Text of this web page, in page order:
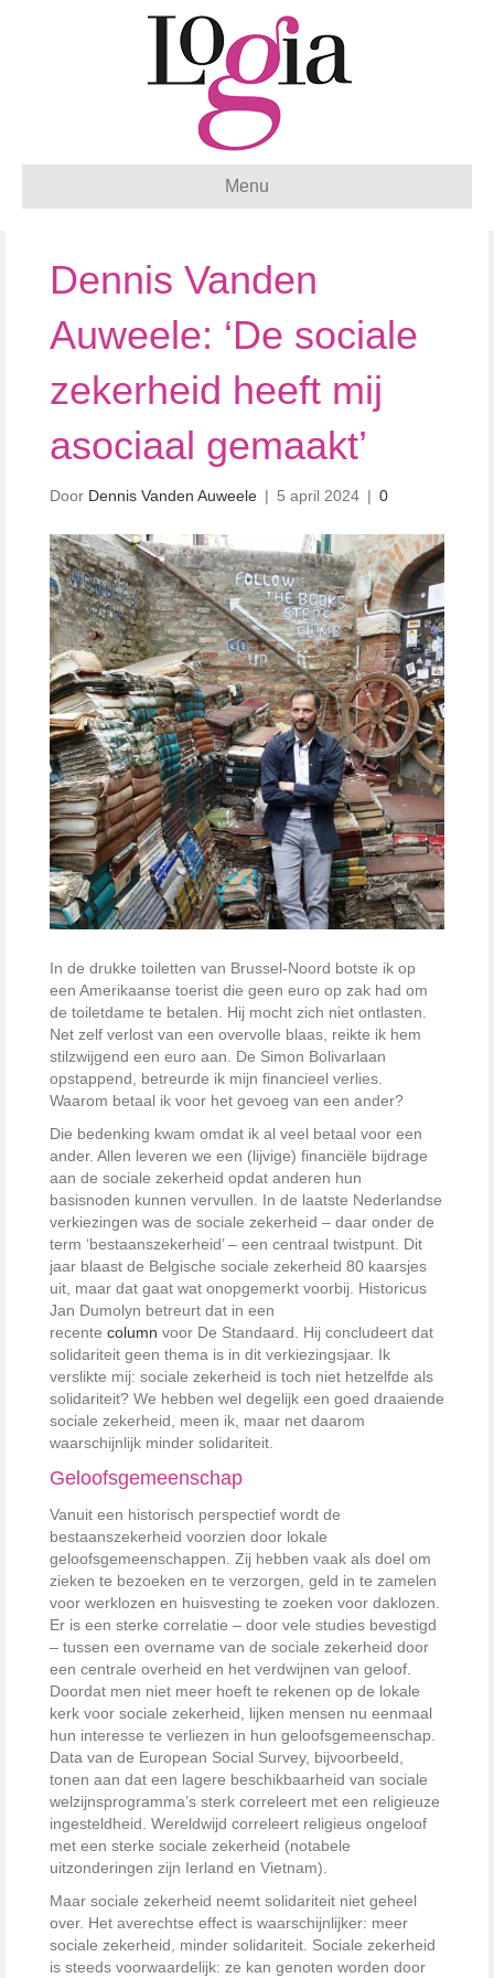
Menu
Dennis Vanden
Auweele: ‘De sociale
zekerheid heeft mij
asociaal gemaakt’
Door Dennis Vanden Auweele | 5 april 2024 | 0
In de drukke toiletten van Brussel-Noord botste ik op
een Amerikaanse toerist die geen euro op zak had om
de toiletdame te betalen. Hij mocht zich niet ontlasten.
Net zelf verlost van een overvolle blaas, reikte ik hem
stilzwijgend een euro aan. De Simon Bolivarlaan
opstappend, betreurde ik mijn financieel verlies.
Waarom betaal ik voor het gevoeg van een ander?
Die bedenking kwam omdat ik al veel betaal voor een
ander. Allen leveren we een (lijvige) financiële bijdrage
aan de sociale zekerheid opdat anderen hun
basisnoden kunnen vervullen. In de laatste Nederlandse
verkiezingen was de sociale zekerheid – daar onder de
term ‘bestaanszekerheid’ – een centraal twistpunt. Dit
jaar blaast de Belgische sociale zekerheid 80 kaarsjes
uit, maar dat gaat wat onopgemerkt voorbij. Historicus
Jan Dumolyn betreurt dat in een
recente column voor De Standaard . Hij concludeert dat
solidariteit geen thema is in dit verkiezingsjaar. Ik
verslikte mij: sociale zekerheid is toch niet hetzelfde als
solidariteit? We hebben wel degelijk een goed draaiende
sociale zekerheid, meen ik, maar net daarom
waarschijnlijk minder solidariteit.
Geloofsgemeenschap
Vanuit een historisch perspectief wordt de
bestaanszekerheid voorzien door lokale
geloofsgemeenschappen. Zij hebben vaak als doel om
zieken te bezoeken en te verzorgen, geld in te zamelen
voor werklozen en huisvesting te zoeken voor daklozen.
Er is een sterke correlatie – door vele studies bevestigd
– tussen een overname van de sociale zekerheid door
een centrale overheid en het verdwijnen van geloof.
Doordat men niet meer hoeft te rekenen op de lokale
kerk voor sociale zekerheid, lijken mensen nu eenmaal
hun interesse te verliezen in hun geloofsgemeenschap.
Data van de European Social Survey, bijvoorbeeld,
tonen aan dat een lagere beschikbaarheid van sociale
welzijnsprogramma’s sterk correleert met een religieuze
ingesteldheid. Wereldwijd correleert religieus ongeloof
met een sterke sociale zekerheid (notabele
uitzonderingen zijn Ierland en Vietnam).
Maar sociale zekerheid neemt solidariteit niet geheel
over. Het averechtse effect is waarschijnlijker: meer
sociale zekerheid, minder solidariteit. Sociale zekerheid
is steeds voorwaardelijk: ze kan genoten worden door